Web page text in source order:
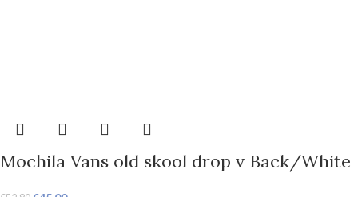
Mochila Vans old skool drop v Back/White